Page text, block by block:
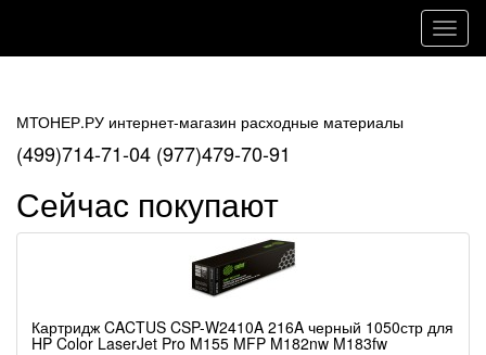
МТОНЕР.РУ интернет-магазин расходные материалы
(499)714-71-04 (977)479-70-91
Сейчас покупают
Картридж CACTUS CSP-W2410A 216A черный 1050стр для
HP Color LaserJet Pro M155 MFP M182nw M183fw